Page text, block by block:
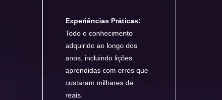
Experiências Práticas:
Todo o conhecimento
adquirido ao longo dos
anos, incluindo lições
aprendidas com erros que
custaram milhares de
reais.